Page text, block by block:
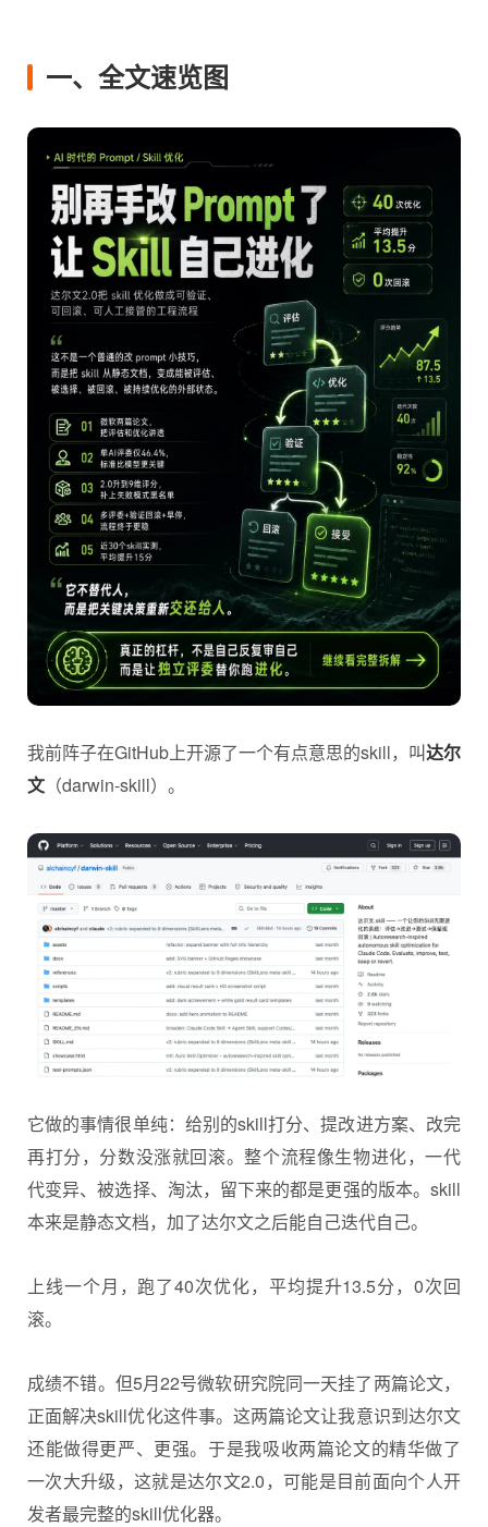
一、全文速览图
我前阵子在GitHub上开源了一个有点意思的skill，叫达尔
文 （darwin-skill）。
它做的事情很单纯：给别的skill打分、提改进方案、改完
再打分，分数没涨就回滚。整个流程像生物进化，一代
代变异、被选择、淘汰，留下来的都是更强的版本。skill
本来是静态文档，加了达尔文之后能自己迭代自己。
上线一个月，跑了40次优化，平均提升13.5分，0次回
滚。
成绩不错。但5月22号微软研究院同一天挂了两篇论文，
正面解决skill优化这件事。这两篇论文让我意识到达尔文
还能做得更严、更强。于是我吸收两篇论文的精华做了
一次大升级，这就是达尔文2.0，可能是目前面向个人开
发者最完整的skill优化器。